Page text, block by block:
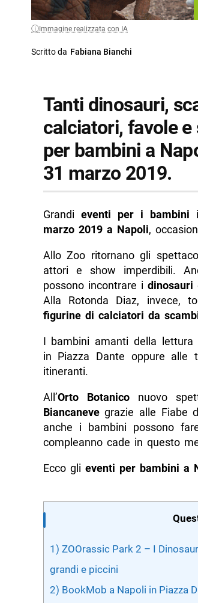
Immagine realizzata con IA
Scritto da Fabiana Bianchi
Tanti dinosauri,
calciatori, favole
per bambini a
31 marzo 2019.
Grandi eventi per i bambini
marzo 2019 a Napoli,
Allo Zoo ritornano gli
attori e show imperdibili.
possono incontrare i dinosauri
Alla Rotonda Diaz, invece,
figurine di calciatori da
I bambini amanti della
in Piazza Dante oppure alle
itineranti.
All’Orto Botaniconuovo
Biancanevegrazie alle Fiabe
anche i bambini possono
compleanno cade in questo
Ecco gli eventi per bambini a
1) ZOOrassic Park 2 – I
grandi e piccini
2) BookMob a Napoli in Piazza